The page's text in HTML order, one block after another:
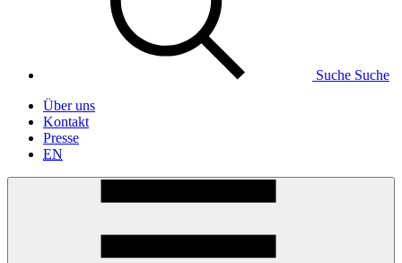
Suche Suche
Über uns
Kontakt
Presse
EN